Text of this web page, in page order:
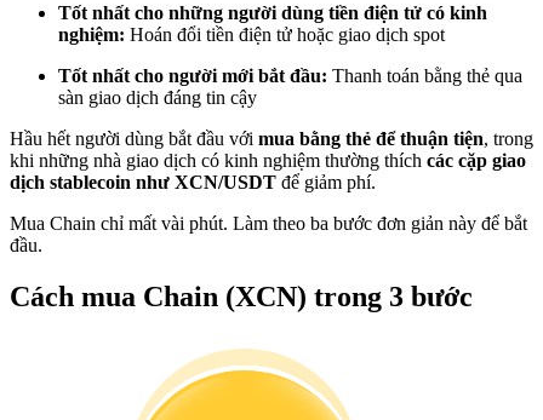
Thông tin
Tốt nhất cho những người dùng tiền điện tử có kinh
nghiệm: Hoán đổi tiền điện tử hoặc giao dịch spot
Tốt nhất cho người mới bắt đầu: Thanh toán bằng thẻ qua
sàn giao dịch đáng tin cậy
Hầu hết người dùng bắt đầu với mua bằng thẻ để thuận tiện, trong
khi những nhà giao dịch có kinh nghiệm thường thích các cặp giao
dịch stablecoin như XCN/USDT để giảm phí.
Mua Chain chỉ mất vài phút. Làm theo ba bước đơn giản này để bắt
đầu.
Cách mua Chain (XCN) trong 3 bước